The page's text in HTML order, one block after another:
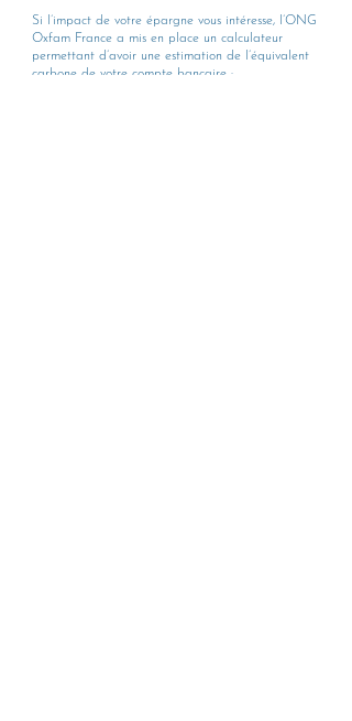
Si l’impact de votre épargne vous intéresse, l’ONG
Oxfam France a mis en place un calculateur
permettant d’avoir une estimation de l’équivalent
carbone de votre compte bancaire :